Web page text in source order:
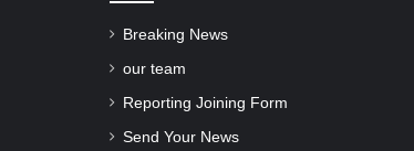
Breaking News
our team
Reporting Joining Form
Send Your News